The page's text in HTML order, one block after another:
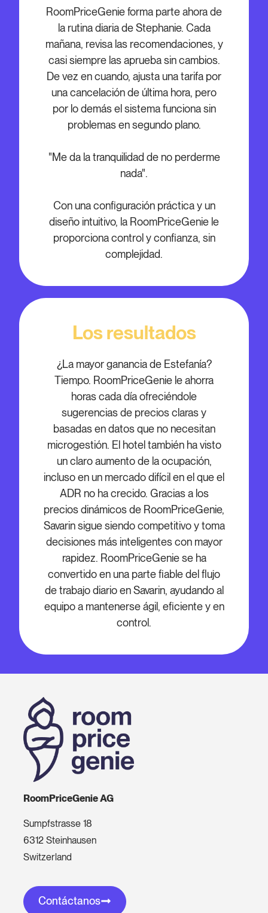
RoomPriceGenie forma parte ahora de
la rutina diaria de Stephanie. Cada
mañana, revisa las recomendaciones, y
casi siempre las aprueba sin cambios.
De vez en cuando, ajusta una tarifa por
una cancelación de última hora, pero
por lo demás el sistema funciona sin
problemas en segundo plano.
"Me da la tranquilidad de no perderme
nada".
Con una configuración práctica y un
diseño intuitivo, la RoomPriceGenie le
proporciona control y confianza, sin
complejidad.
Los resultados
¿La mayor ganancia de Estefanía?
Tiempo. RoomPriceGenie le ahorra
horas cada día ofreciéndole
sugerencias de precios claras y
basadas en datos que no necesitan
microgestión. El hotel también ha visto
un claro aumento de la ocupación,
incluso en un mercado difícil en el que el
ADR no ha crecido. Gracias a los
precios dinámicos de RoomPriceGenie,
Savarin sigue siendo competitivo y toma
decisiones más inteligentes con mayor
rapidez. RoomPriceGenie se ha
convertido en una parte fiable del flujo
de trabajo diario en Savarin, ayudando al
equipo a mantenerse ágil, eficiente y en
control.
RoomPriceGenie AG
Sumpfstrasse 18
6312 Steinhausen
Switzerland
Contáctanos